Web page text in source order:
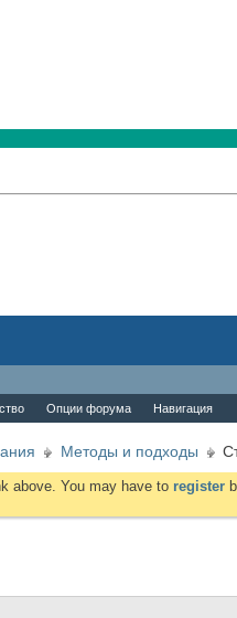
Опции форума Навигация
Методы и подходы
above. You may have to register